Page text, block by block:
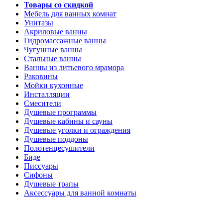
Товары со скидкой
Мебель для ванных комнат
Унитазы
Акриловые ванны
Гидромассажные ванны
Чугунные ванны
Стальные ванны
Ванны из литьевого мрамора
Раковины
Мойки кухонные
Инсталляции
Смесители
Душевые программы
Душевые кабины и сауны
Душевые уголки и ограждения
Душевые поддоны
Полотенцесушители
Биде
Писсуары
Сифоны
Душевые трапы
Аксессуары для ванной комнаты